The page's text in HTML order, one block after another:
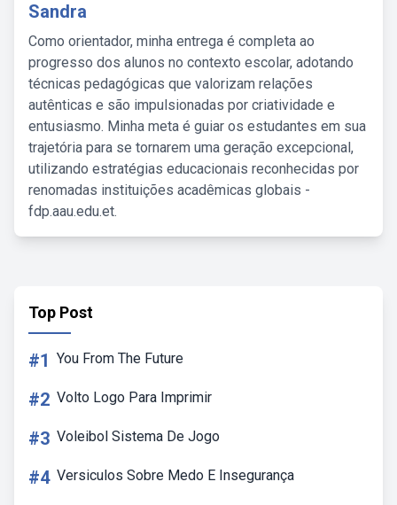
Sandra
Como orientador, minha entrega é completa ao
progresso dos alunos no contexto escolar, adotando
técnicas pedagógicas que valorizam relações
autênticas e são impulsionadas por criatividade e
entusiasmo. Minha meta é guiar os estudantes em sua
trajetória para se tornarem uma geração excepcional,
utilizando estratégias educacionais reconhecidas por
renomadas instituições acadêmicas globais -
fdp.aau.edu.et.
Top Post
#1 You From The Future
#2 Volto Logo Para Imprimir
#3 Voleibol Sistema De Jogo
#4 Versiculos Sobre Medo E Insegurança